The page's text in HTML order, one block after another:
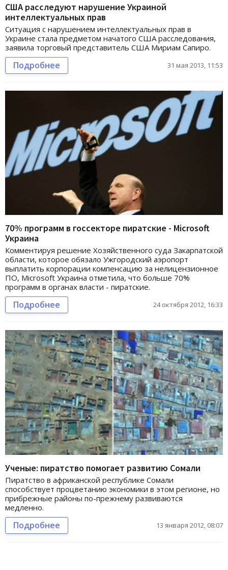
США расследуют нарушение Украиной
интеллектуальных прав
Ситуация с нарушением интеллектуальных прав в
Украине стала предметом начатого США расследования,
заявила торговый представитель США Мириам Сапиро.
Подробнее 31 мая 2013, 11:53
70% программ в госсекторе пиратские - Microsoft
Украина
Комментируя решение Хозяйственного суда Закарпатской
области, которое обязало Ужгородский аэропорт
выплатить корпорации компенсацию за нелицензионное
ПО, Microsoft Украина отметила, что больше 70%
программ в органах власти - пиратские.
Подробнее 24 октября 2012, 16:33
Ученые: пиратство помогает развитию Сомали
Пиратство в африканской республике Сомали
способствует процветанию экономики в этом регионе, но
прибрежные районы по-прежнему развиваются
медленно.
Подробнее 13 января 2012, 08:07